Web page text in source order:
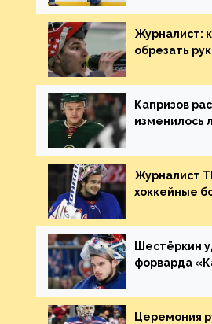
броске
Журналист:
обрезать
Плохая
Капризов
изменилось
Украине
Журналист
хоккейные
Шестёркин
форварда
пятаке.
Церемония